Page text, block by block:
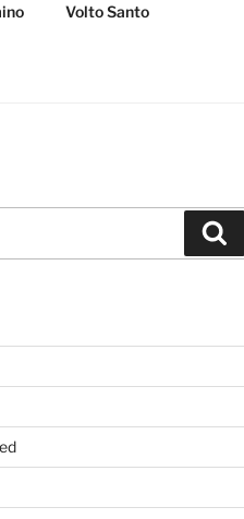
Volto Santo